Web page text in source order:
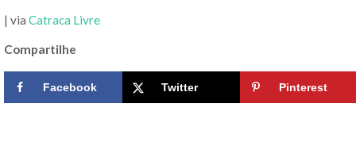
| via Catraca Livre
Compartilhe
Facebook Twitter Pinterest